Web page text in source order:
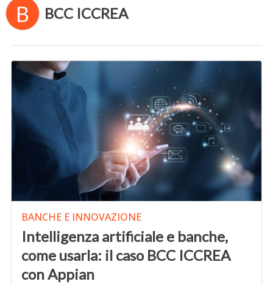
B BCC ICCREA
BANCHE E INNOVAZIONE
Intelligenza artificiale e banche,
come usarla: il caso BCC ICCREA
con Appian